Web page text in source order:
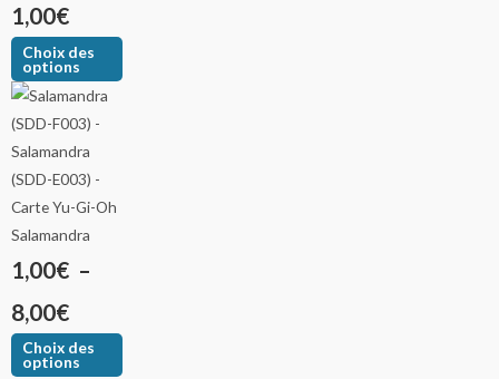
1,00€
Choix des
options
Salamandra
1,00€ –
8,00€
Choix des
options